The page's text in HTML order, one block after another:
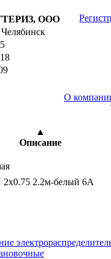
ООО
Челябинск
О
▲
Описание
2.2м-белый 6А